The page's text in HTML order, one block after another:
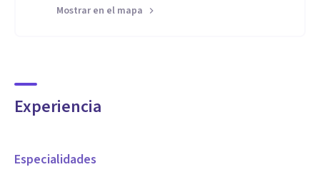
Mostrar en el mapa
Experiencia
Especialidades